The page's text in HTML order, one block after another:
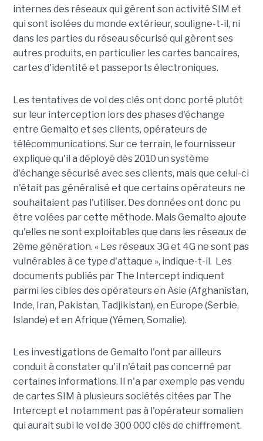
internes des réseaux qui gèrent son activité SIM et
qui sont isolées du monde extérieur, souligne-t-il, ni
dans les parties du réseau sécurisé qui gèrent ses
autres produits, en particulier les cartes bancaires,
cartes d'identité et passeports électroniques.
Les tentatives de vol des clés ont donc porté plutôt
sur leur interception lors des phases d'échange
entre Gemalto et ses clients, opérateurs de
télécommunications. Sur ce terrain, le fournisseur
explique qu'il a déployé dès 2010 un système
d'échange sécurisé avec ses clients, mais que celui-ci
n'était pas généralisé et que certains opérateurs ne
souhaitaient pas l'utiliser. Des données ont donc pu
être volées par cette méthode. Mais Gemalto ajoute
qu'elles ne sont exploitables que dans les réseaux de
2ème génération. « Les réseaux 3G et 4G ne sont pas
vulnérables à ce type d'attaque », indique-t-il. Les
documents publiés par The Intercept indiquent
parmi les cibles des opérateurs en Asie (Afghanistan,
Inde, Iran, Pakistan, Tadjikistan), en Europe (Serbie,
Islande) et en Afrique (Yémen, Somalie).
Les investigations de Gemalto l'ont par ailleurs
conduit à constater qu'il n'était pas concerné par
certaines informations. Il n'a par exemple pas vendu
de cartes SIM à plusieurs sociétés citées par The
Intercept et notamment pas à l'opérateur somalien
qui aurait subi le vol de 300 000 clés de chiffrement.